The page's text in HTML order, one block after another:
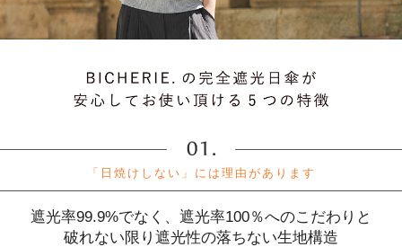
「日焼けしない」には理由があります
遮光率99.9%でなく、遮光率100％へのこだわりと
破れない限り遮光性の落ちない生地構造